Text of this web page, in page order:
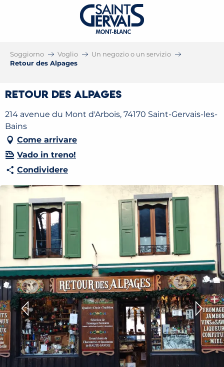
Soggiorno Voglio
Un negozio o un servizio
Retour des Alpages
Retour des Alpages
214 avenue du Mont d'Arbois, 74170 Saint-Gervais-les-
Bains
Come arrivare
Vado in treno!
Condividere